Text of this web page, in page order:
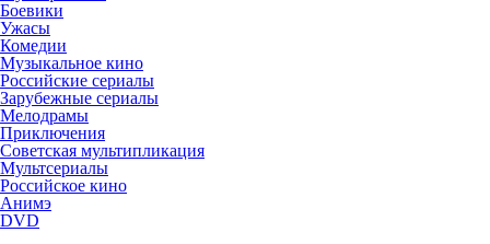
Боевики
Ужасы
Комедии
Музыкальное кино
Российские сериалы
Зарубежные сериалы
Мелодрамы
Приключения
Советская мультипликация
Мультсериалы
Российское кино
Анимэ
DVD